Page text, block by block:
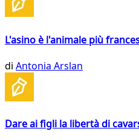
L'asino è l'animale più
di Antonia Arslan
Dare ai figli la libertà di